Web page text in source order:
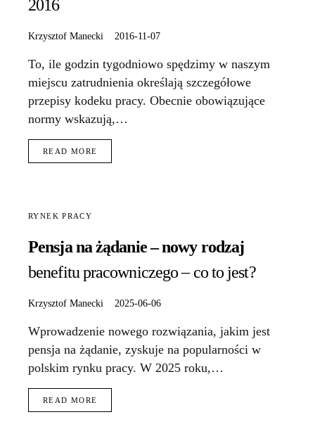
2016
Krzysztof Manecki 2016-11-07
To, ile godzin tygodniowo spędzimy w naszym
miejscu zatrudnienia określają szczegółowe
przepisy kodeku pracy. Obecnie obowiązujące
normy wskazują,…
READ MORE
RYNEK PRACY
Pensja na żądanie – nowy rodzaj
benefitu pracowniczego – co to jest?
Krzysztof Manecki 2025-06-06
Wprowadzenie nowego rozwiązania, jakim jest
pensja na żądanie, zyskuje na popularności w
polskim rynku pracy. W 2025 roku,…
READ MORE